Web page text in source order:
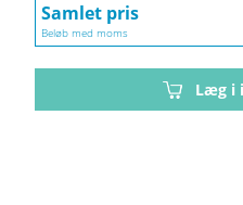
Samlet pris
Beløb med moms
Læg i